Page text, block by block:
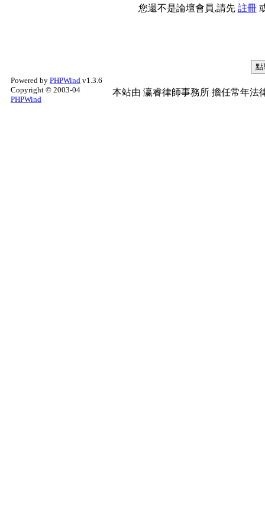
您還不是論壇會員,請先 註冊
Powered by PHPWind v1.3.6
Copyright © 2003-04
PHPWind
本站由 瀛睿律師事務所 擔任常年法